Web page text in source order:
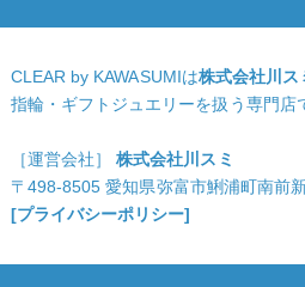
CLEAR by KAWASUMIは株式会社川ス
指輪・ギフトジュエリーを扱う専門店
［運営会社］株式会社川スミ
〒498-8505 愛知県弥富市鯏浦町南前
[プライバシーポリシー]